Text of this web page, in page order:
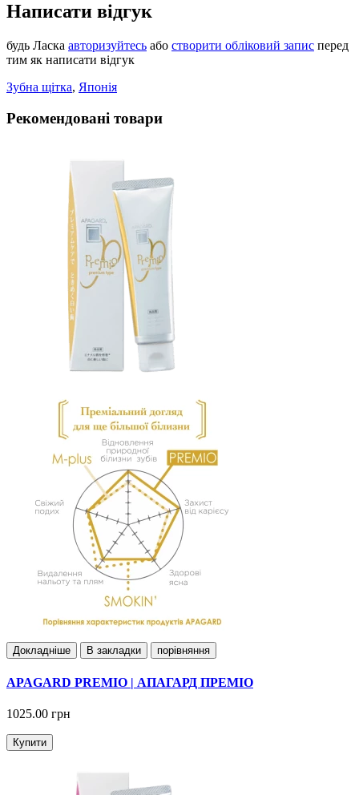
Написати відгук
будь Ласка авторизуйтесь або створити обліковий запис перед
тим як написати відгук
Зубна щiтка, Японiя
Рекомендовані товари
Докладнiше В закладки порівняння
APAGARD PREMIO | АПАГАРД ПРЕМІО
1025.00 грн
Купити